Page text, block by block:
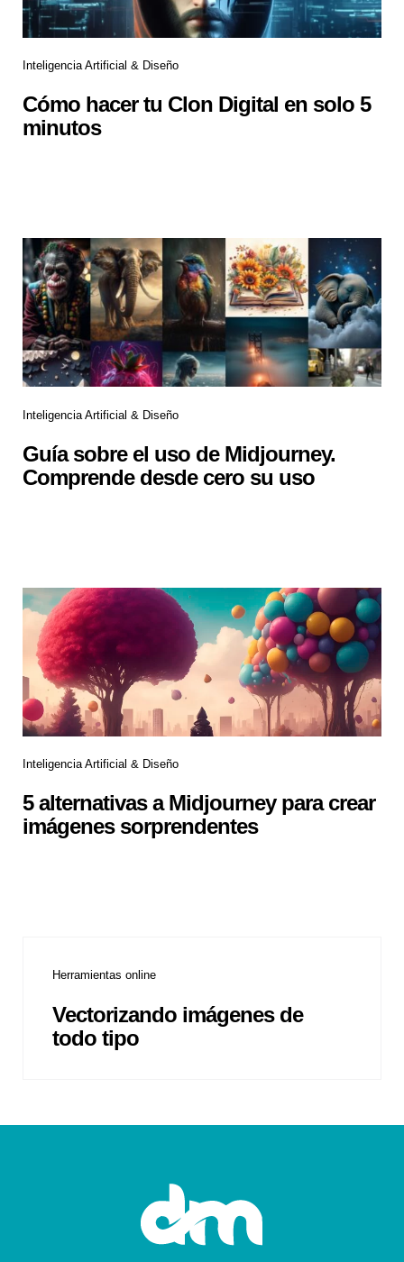
Inteligencia Artificial & Diseño
Cómo hacer tu Clon Digital en solo 5
minutos
Inteligencia Artificial & Diseño
Guía sobre el uso de Midjourney.
Comprende desde cero su uso
Inteligencia Artificial & Diseño
5 alternativas a Midjourney para crear
imágenes sorprendentes
Herramientas online
Vectorizando imágenes de
todo tipo